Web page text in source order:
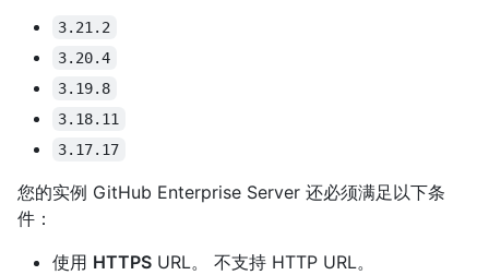
3.21.2
3.20.4
3.19.8
3.18.11
3.17.17
您的实例 GitHub Enterprise Server 还必须满足以下条
件：
使用 HTTPS URL。 不支持 HTTP URL。